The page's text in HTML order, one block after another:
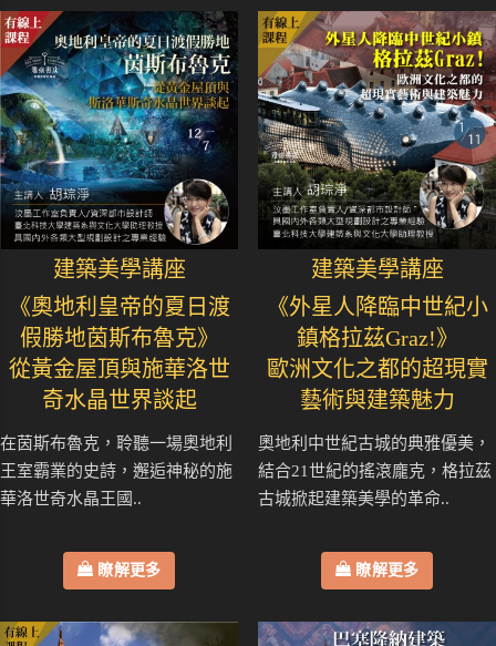
建築美學講座
《奧地利皇帝的夏日渡
假勝地茵斯布魯克》
從黃金屋頂與施華洛世
奇水晶世界談起
在茵斯布魯克，聆聽一場奧地利
王室霸業的史詩，邂逅神秘的施
華洛世奇水晶王國..
瞭解更多
建築美學講座
《外星人降臨中世紀小
鎮格拉茲Graz!》
歐洲文化之都的超現實
藝術與建築魅力
奧地利中世紀古城的典雅優美，
結合21世紀的搖滾龐克，格拉茲
古城掀起建築美學的革命..
瞭解更多